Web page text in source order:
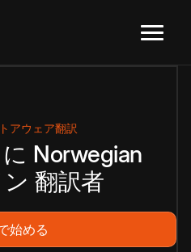
アウェア翻訳
に Norwegian
翻訳者
始める